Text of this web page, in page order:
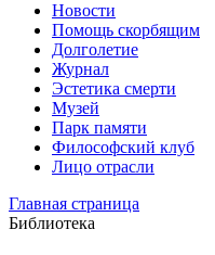
Новости
Помощь скорбящим
Долголетие
Журнал
Эстетика смерти
Музей
Парк памяти
Философский клуб
Лицо отрасли
Главная страница
Библиотека